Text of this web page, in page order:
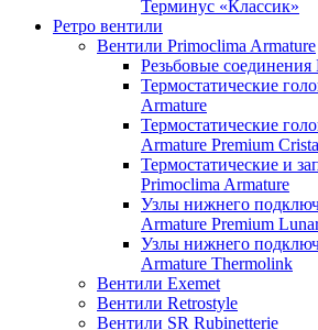
Терминус «Классик»
Ретро вентили
Вентили Primoclima Armature
Резьбовые
Термостатические
Armature
Термостатические
Armature Premium
Термостатические и
Primoclima Armature
Узлы нижнего
Armature Premium
Узлы нижнего
Armature Thermolink
Вентили Exemet
Вентили Retrostyle
Вентили SR Rubinetterie